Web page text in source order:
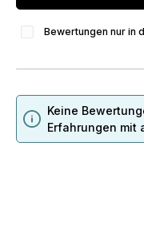
Bewertungen nur in
Keine
Erfahrungen mit